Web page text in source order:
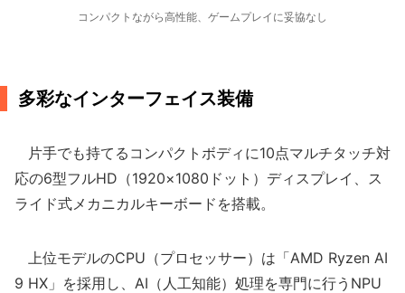
コンパクトながら高性能、ゲームプレイに妥協なし
多彩なインターフェイス装備
片手でも持てるコンパクトボディに10点マルチタッチ対
応の6型フルHD（1920×1080ドット）ディスプレイ、ス
ライド式メカニカルキーボードを搭載。
上位モデルのCPU（プロセッサー）は「AMD Ryzen AI
9 HX」を採用し、AI（人工知能）処理を専門に行うNPU